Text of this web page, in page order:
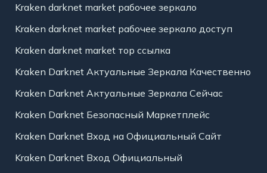
Kraken darknet market рабочее зеркало
Kraken darknet market рабочее зеркало доступ
Kraken darknet market тор ссылка
Kraken Darknet Актуальные Зеркала Качественно
Kraken Darknet Актуальные Зеркала Сейчас
Kraken Darknet Безопасный Маркетплейс
Kraken Darknet Вход на Официальный Сайт
Kraken Darknet Вход Официальный